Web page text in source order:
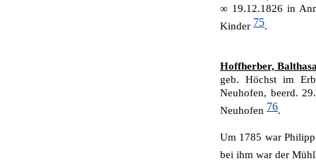
∞ 19.12.1826 in
Kinder 75.
Hoffherber,
geb. Höchst im
Neuhofen, beerd.
Neuhofen 76.
Um 1785 war
bei ihm war der